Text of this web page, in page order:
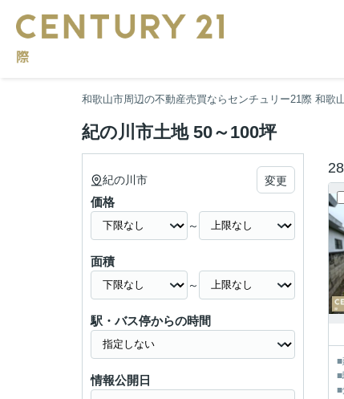
和歌山市周辺の不動産売買ならセンチュリー21際 和歌
紀の川市土地 50～100坪
28
■
■
■
紀の川市 変更
価格
～
面積
～
駅・バス停からの時間
情報公開日